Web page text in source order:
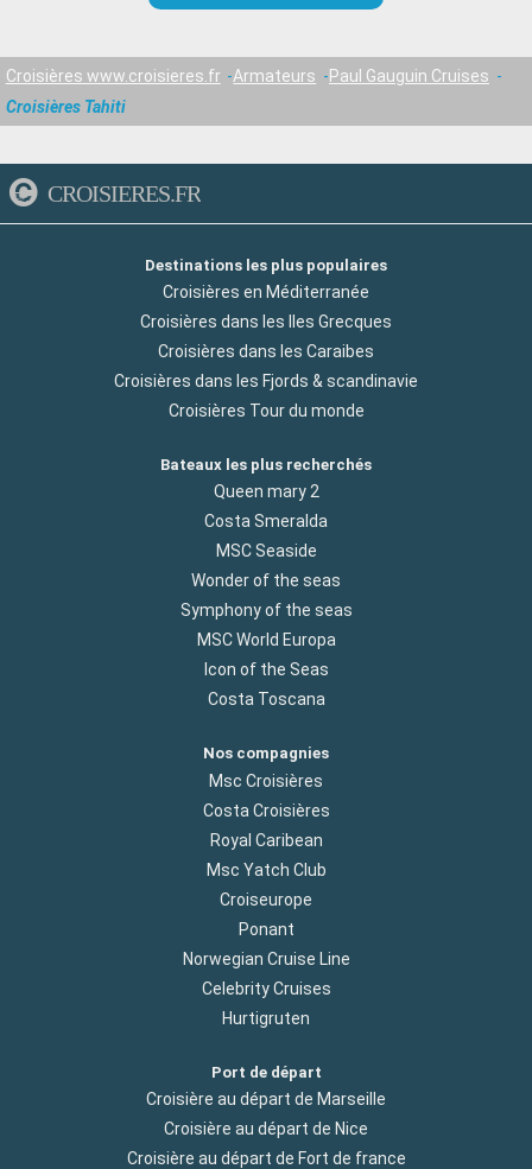
Croisières www.croisieres.fr Armateurs
Paul Gauguin Cruises
Croisières Tahiti
CROISIERES.FR
Destinations les plus populaires
Croisières en Méditerranée
Croisières dans les Iles Grecques
Croisières dans les Caraibes
Croisières dans les Fjords & scandinavie
Croisières Tour du monde
Bateaux les plus recherchés
Queen mary 2
Costa Smeralda
MSC Seaside
Wonder of the seas
Symphony of the seas
MSC World Europa
Icon of the Seas
Costa Toscana
Nos compagnies
Msc Croisières
Costa Croisières
Royal Caribean
Msc Yatch Club
Croiseurope
Ponant
Norwegian Cruise Line
Celebrity Cruises
Hurtigruten
Port de départ
Croisière au départ de Marseille
Croisière au départ de Nice
Croisière au départ de Fort de france